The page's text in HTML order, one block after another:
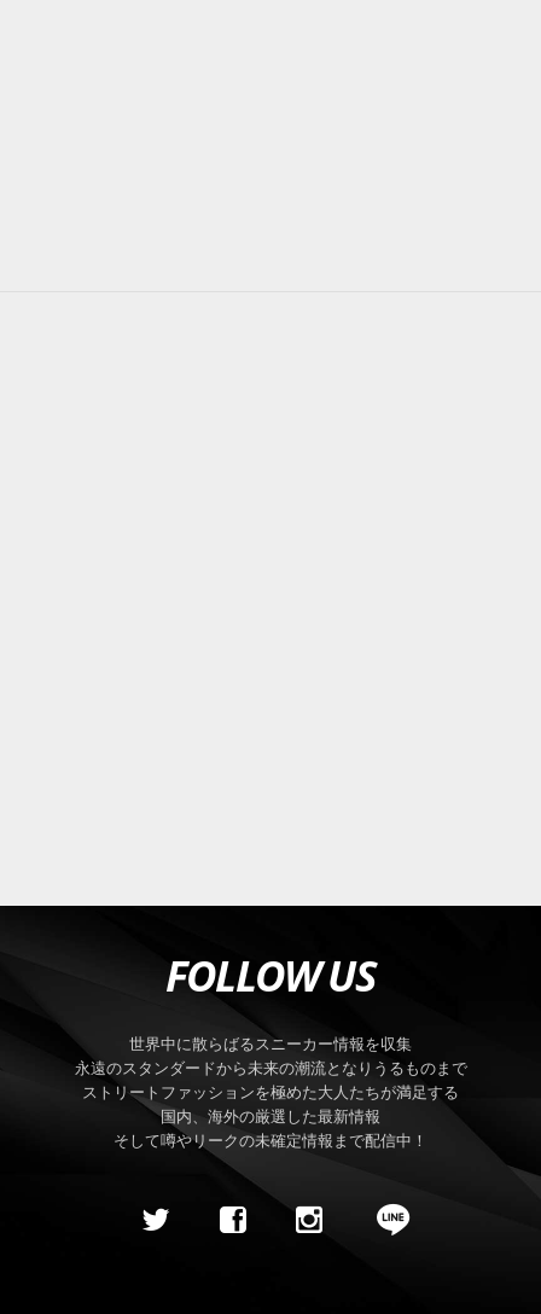
FOLLOW US
世界中に散らばるスニーカー情報を収集
永遠のスタンダードから未来の潮流となりうるものまで
ストリートファッションを極めた大人たちが満足する
国内、海外の厳選した最新情報
そして噂やリークの未確定情報まで配信中！